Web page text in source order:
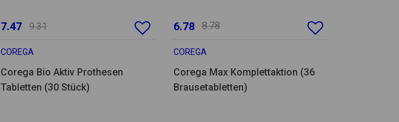
7.47 9.31
COREGA
Corega Bio Aktiv Prothesen
Tabletten (30 Stück)
6.78 8.78
COREGA
Corega Max Komplettaktion (36
Brausetabletten)